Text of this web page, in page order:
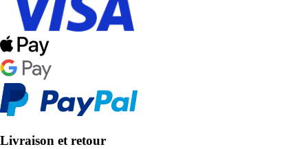
Livraison et retour